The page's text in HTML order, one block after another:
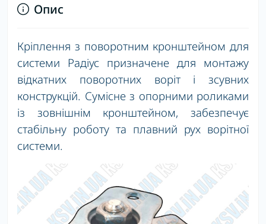
Опис
Кріплення з поворотним кронштейном для
системи Радіус призначене для монтажу
відкатних поворотних воріт і зсувних
конструкцій. Сумісне з опорними роликами
із зовнішнім кронштейном, забезпечує
стабільну роботу та плавний рух ворітної
системи.